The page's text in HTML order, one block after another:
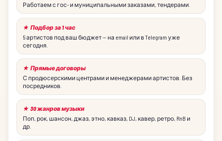
Работаем с гос- и муниципальными заказами, тендерами.
★ Подбор за 1 час
5 артистов под ваш бюджет — на email или в Telegram уже
сегодня.
★ Прямые договоры
С продюсерскими центрами и менеджерами артистов. Без
посредников.
★ 30 жанров музыки
Поп, рок, шансон, джаз, этно, кавказ, DJ, кавер, ретро, RnB и
др.